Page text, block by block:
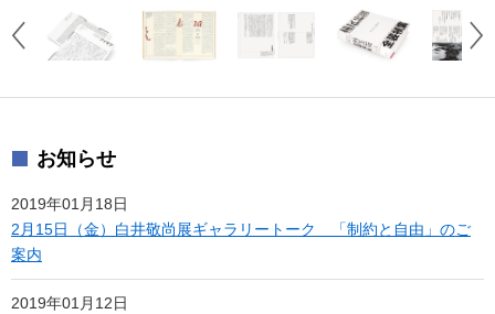
お知らせ
2019年01月18日
2月15日（金）白井敬尚展ギャラリートーク 「制約と自由」のご
案内
2019年01月12日